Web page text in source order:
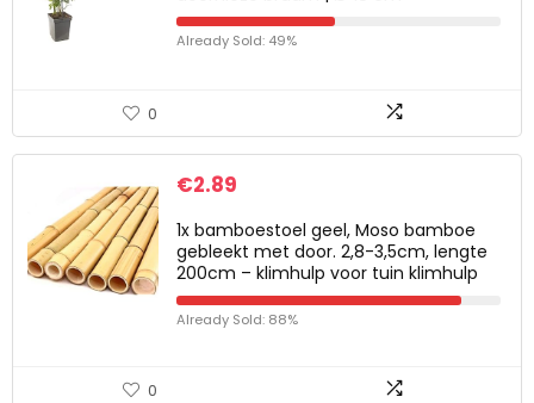
Already Sold: 49%
0
€2.89
1x bamboestoel geel, Moso bamboe
gebleekt met door. 2,8-3,5cm, lengte
200cm – klimhulp voor tuin klimhulp
Already Sold: 88%
0